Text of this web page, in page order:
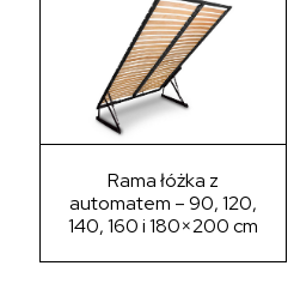
Rama łóżka z
automatem – 90, 120,
140, 160 i 180×200 cm